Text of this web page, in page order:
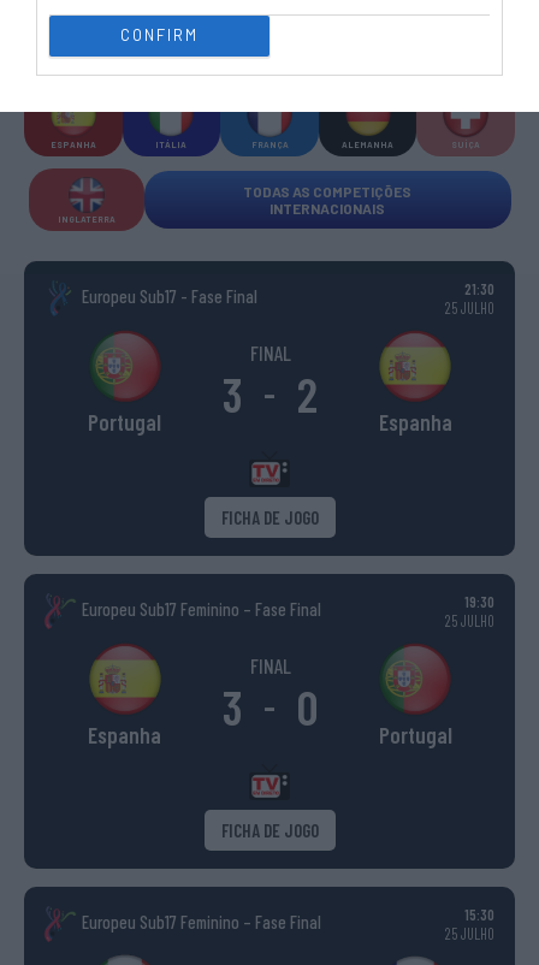
CONFIRM
CHAMPIONS
CHAMPIONS
MEN
ESPANHA ITÁLIA FRANÇA ALEMANHA SUÍÇA
INGLATERRA
TODAS AS COMPETIÇÕES
INTERNACIONAIS
Europeu Sub17 - Fase Final
21:30
25 JULHO
Portugal
FINAL
3 - 2 Espanha
FICHA DE JOGO
Europeu Sub17 Feminino – Fase Final
19:30
25 JULHO
Espanha
FINAL
3 - 0 Portugal
FICHA DE JOGO
Europeu Sub17 Feminino – Fase Final
15:30
25 JULHO